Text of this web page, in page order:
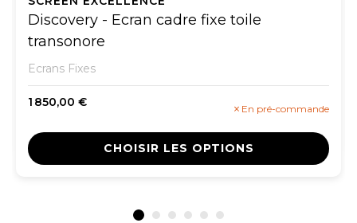
Discovery - Ecran cadre fixe toile
transonore
Ecrans Fixes
En pré-commande
1 850,00 €
CHOISIR LES OPTIONS